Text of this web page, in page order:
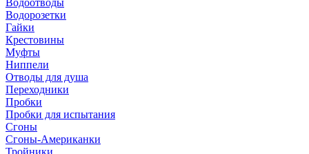
Водорозетки
Гайки
Крестовины
Муфты
Ниппели
Отводы для душа
Переходники
Пробки
Пробки для испытания
Сгоны
Сгоны-Американки
Тройники